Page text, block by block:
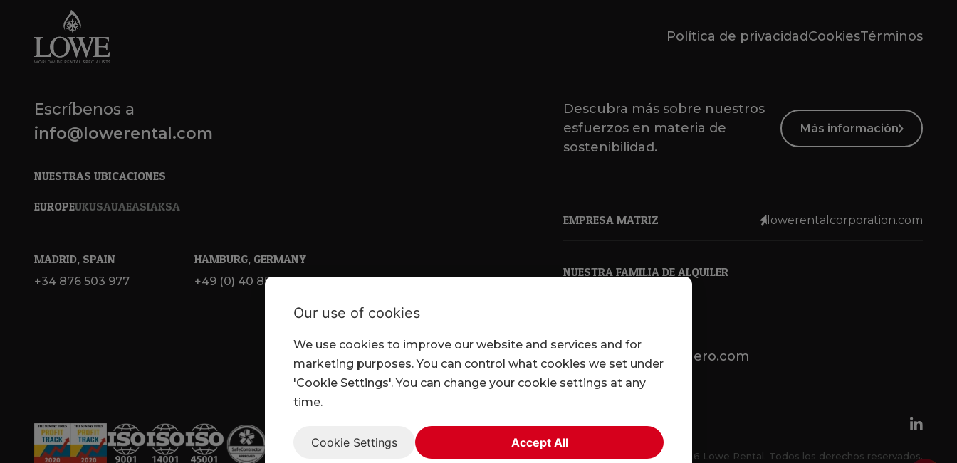
Política de privacidadCookiesTérminos
Escríbenos a
info@lowerental.com
NUESTRAS UBICACIONES
EUROPEUKUSAUAEASIAKSA
MADRID, SPAIN
+34 876 503 977
HAMBURG, GERMANY
+49 (0) 40 855 384 01
Descubra más sobre nuestros
esfuerzos en materia de
sostenibilidad.
Más información
EMPRESA MATRIZ lowerentalcorporation.com
NUESTRA FAMILIA DE ALQUILER
pkl.co.uk lotsenbuero.com
© 2026 Lowe Rental. Todos los derechos reservados.
Our use of cookies
We use cookies to improve our website and services and for
marketing purposes. You can control what cookies we set under
'Cookie Settings'. You can change your cookie settings at any
time.
Cookie Settings Accept All